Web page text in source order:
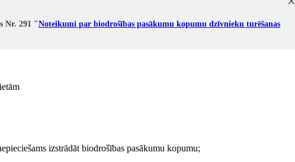
Nr. 291 "Noteikumi par biodrošības pasākumu kopumu dzīvnieku turēšanas
izstrādāt biodrošības pasākumu kopumu;